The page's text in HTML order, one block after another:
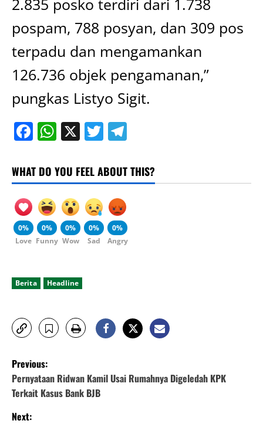
pospam, 788 posyan, dan 309 pos
terpadu dan mengamankan
126.736 objek pengamanan,”
pungkas Listyo Sigit.
Facebook
WhatsApp
X Twitter
WHAT DO YOU FEEL ABOUT THIS?
0%
Love
0%
Funny
0%
Wow
0%
Sad
0%
Angry
Berita Headline
P
o
s
Previous:
Pernyataan Ridwan Kamil Usai Rumahnya Digeledah KPK
Terkait Kasus Bank BJB
Next: